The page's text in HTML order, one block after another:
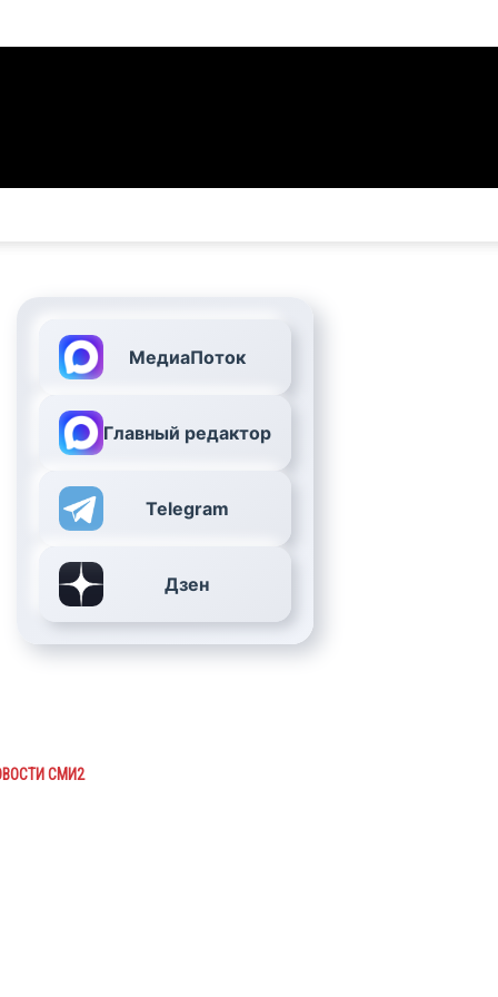
МедиаПоток
Главный редактор
Telegram
Дзен
СМИ2